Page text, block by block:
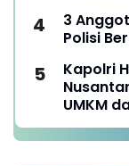
3
Polisi
Kapolri
UMKM